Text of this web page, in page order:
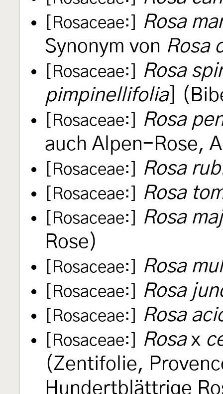
[Rosaceae:]
Rosa
Synonym von Rosa
[Rosaceae:]
Rosa
pimpinellifolia]
[Rosaceae:]
Rosa
auch Alpen-Rose,
[Rosaceae:] Rosa
[Rosaceae:] Rosa
[Rosaceae:]
Rosa
Rose)
[Rosaceae:] Rosa
[Rosaceae:] Rosa
[Rosaceae:] Rosa
[Rosaceae:] Rosax
(Zentifolie,
Hundertblättrige